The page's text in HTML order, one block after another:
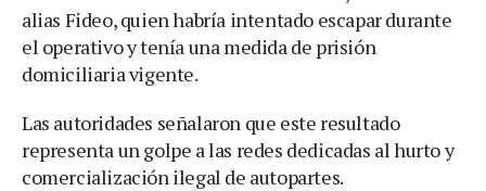
alias Fideo, quien habría intentado escapar durante
el operativo y tenía una medida de prisión
domiciliaria vigente.
Las autoridades señalaron que este resultado
representa un golpe a las redes dedicadas al hurto y
comercialización ilegal de autopartes.